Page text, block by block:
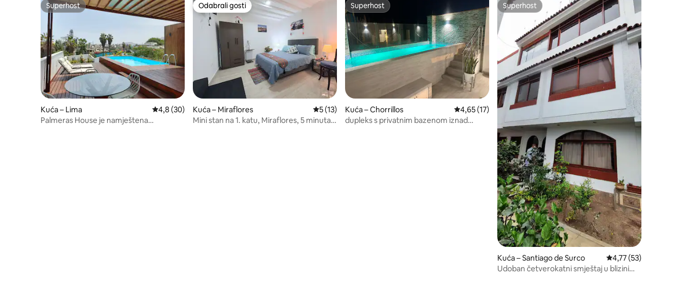
Superhost
Superhost
Kuća – Lima Prosječna ocjena: 4,8/5, recenzija: 30
4,8 (30)
Palmeras House je namještena
Odabrali gosti
Odabrali gosti
Kuća – Miraflores Prosječna ocjena: 5/5, recenzija: 13
5 (13)
Mini stan na 1. katu, Miraflores, 5 minuta
Superhost
Superhost
Kuća – Chorrillos Prosječna ocjena: 4,65/5, recenzija: 17
4,65 (17)
dupleks s privatnim bazenom iznad
Superhost
Superhost
Kuća – Santiago de Surco Prosječna ocjena:
4,77 (53)
Udoban četverokatni smještaj u blizini